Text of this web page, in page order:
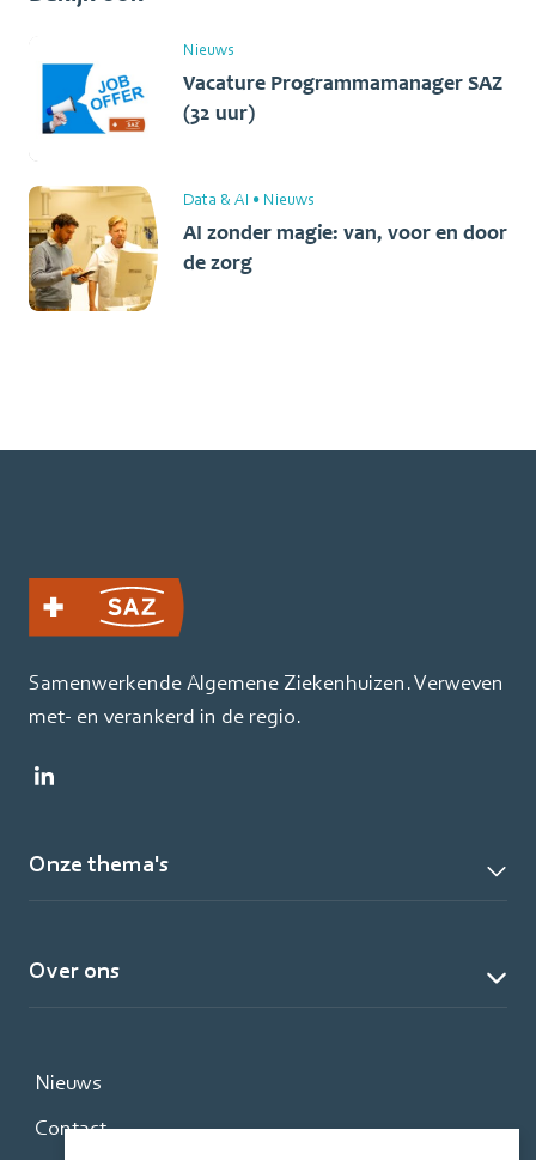
Nieuws
Vacature Programmamanager SAZ
(32 uur)
Data & AI • Nieuws
AI zonder magie: van, voor en door
de zorg
Samenwerkende Algemene Ziekenhuizen. Verweven
met- en verankerd in de regio.
Onze thema's
Over ons
Nieuws
Contact